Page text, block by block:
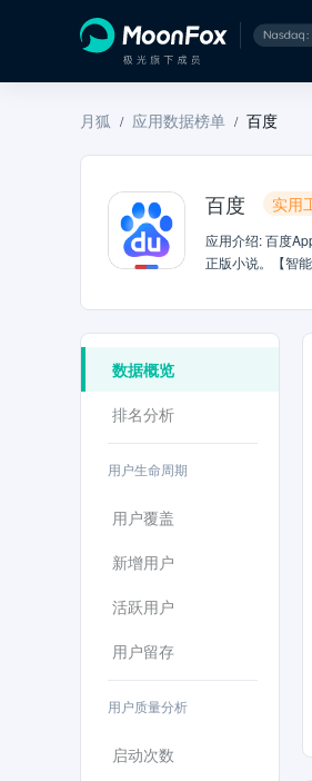
月狐 / 应用数据榜单 / 百度
百度 实用
应用介绍:百度
正版小说。【智
索引擎，一站搜
藏内容可自动备
数据概览
排名分析
用户生命周期
用户覆盖
新增用户
活跃用户
用户留存
用户质量分析
启动次数